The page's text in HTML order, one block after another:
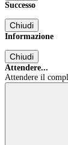
Successo
Chiudi
Informazione
Chiudi
Attendere...
Attendere il